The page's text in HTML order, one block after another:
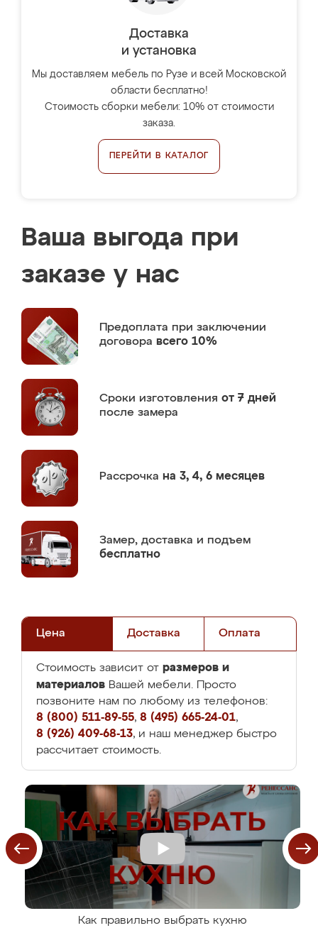
Доставка
и установка
Мы доставляем мебель по Рузе и всей Московской
области бесплатно!
Стоимость сборки мебели: 10% от стоимости
заказа.
ПЕРЕЙТИ В КАТАЛОГ
Ваша выгода при
заказе у нас
Предоплата при заключении
договора всего 10%
Сроки изготовления от 7 дней
после замера
Рассрочка на 3, 4, 6 месяцев
Замер, доставка и подъем
бесплатно
Цена Доставка Оплата
Стоимость зависит от размеров и
материалов Вашей мебели. Просто
позвоните нам по любому из телефонов:
8 (800) 511-89-55, 8 (495) 665-24-01,
8 (926) 409-68-13, и наш менеджер быстро
рассчитает стоимость.
Как правильно выбрать кухню